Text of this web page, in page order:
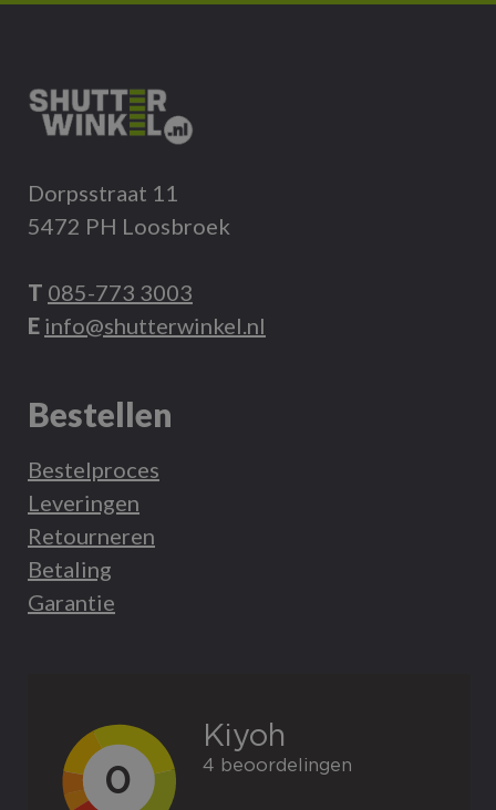
Dorpsstraat 11
5472 PH Loosbroek
T 085-773 3003
E info@shutterwinkel.nl
Bestellen
Bestelproces
Leveringen
Retourneren
Betaling
Garantie